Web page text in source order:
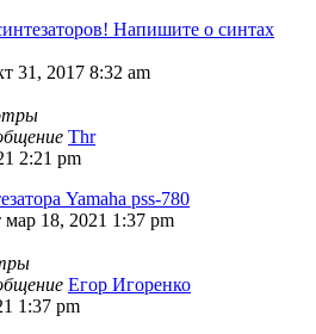
Напишите о синтах
31, 2017 8:32 am
Thr
2:21 pm
Yamaha pss-780
мар 18, 2021 1:37 pm
Егор Игоренко
1:37 pm